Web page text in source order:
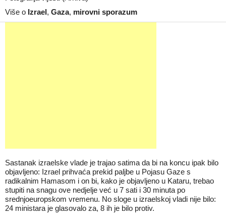
Više o Izrael, Gaza, mirovni sporazum
Sastanak izraelske vlade je trajao satima da bi na koncu ipak bilo
objavljeno: Izrael prihvaća prekid paljbe u Pojasu Gaze s
radikalnim Hamasom i on bi, kako je objavljeno u Kataru, trebao
stupiti na snagu ove nedjelje već u 7 sati i 30 minuta po
srednjoeuropskom vremenu. No sloge u izraelskoj vladi nije bilo:
24 ministara je glasovalo za, 8 ih je bilo protiv.